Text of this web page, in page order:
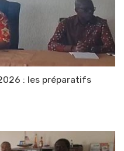
: les préparatifs